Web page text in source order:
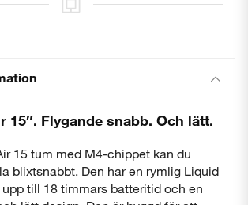
15″. Flygande snabb. Och lätt.
15 tum med M4-chippet kan du
blixtsnabbt. Den har en rymlig Liquid
till 18 timmars batteritid och en